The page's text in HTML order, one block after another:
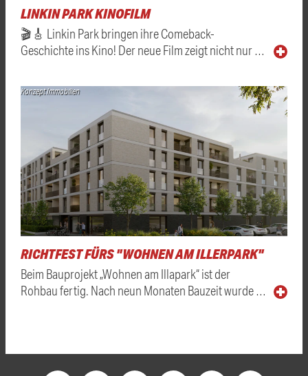
LINKIN PARK KINOFILM
🎬🎸 Linkin Park bringen ihre Comeback-
Geschichte ins Kino! Der neue Film zeigt nicht nur …
Konzept Immobilien
RICHTFEST FÜRS "WOHNEN AM ILLERPARK"
Beim Bauprojekt „Wohnen am Illapark“ ist der
Rohbau fertig. Nach neun Monaten Bauzeit wurde …